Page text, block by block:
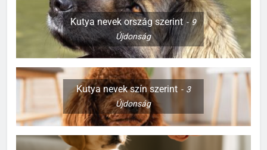
Kutya nevek ország szerint
9
Újdonság
Kutya nevek szín szerint
3
Újdonság